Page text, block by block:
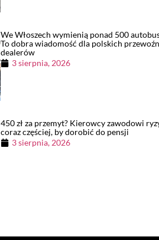
We Włoszech wymienią ponad 500
To dobra wiadomość dla polskich
dealerów
3 sierpnia, 2026
450 zł za przemyt? Kierowcy zawodowi
coraz częściej, by dorobić do pensji
3 sierpnia, 2026